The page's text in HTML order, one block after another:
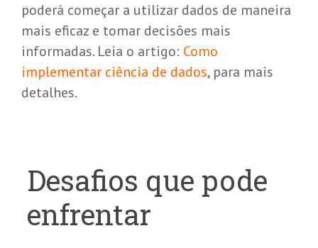
poderá começar a utilizar dados de maneira
mais eficaz e tomar decisões mais
informadas. Leia o artigo: Como
implementar ciência de dados, para mais
detalhes.
Desafios que pode
enfrentar